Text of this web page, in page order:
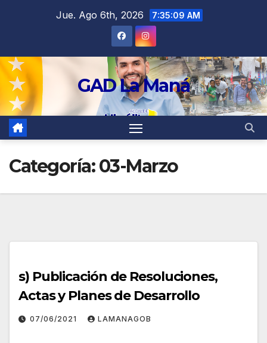
Jue. Ago 6th, 2026 7:35:09 AM
GAD La Maná
Categoría:03-Marzo
s) Publicación de Resoluciones,
Actas y Planes de Desarrollo
07/06/2021 LAMANAGOB